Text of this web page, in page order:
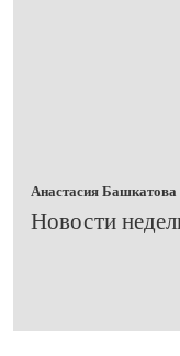
Анастасия Башкатова
​Новости